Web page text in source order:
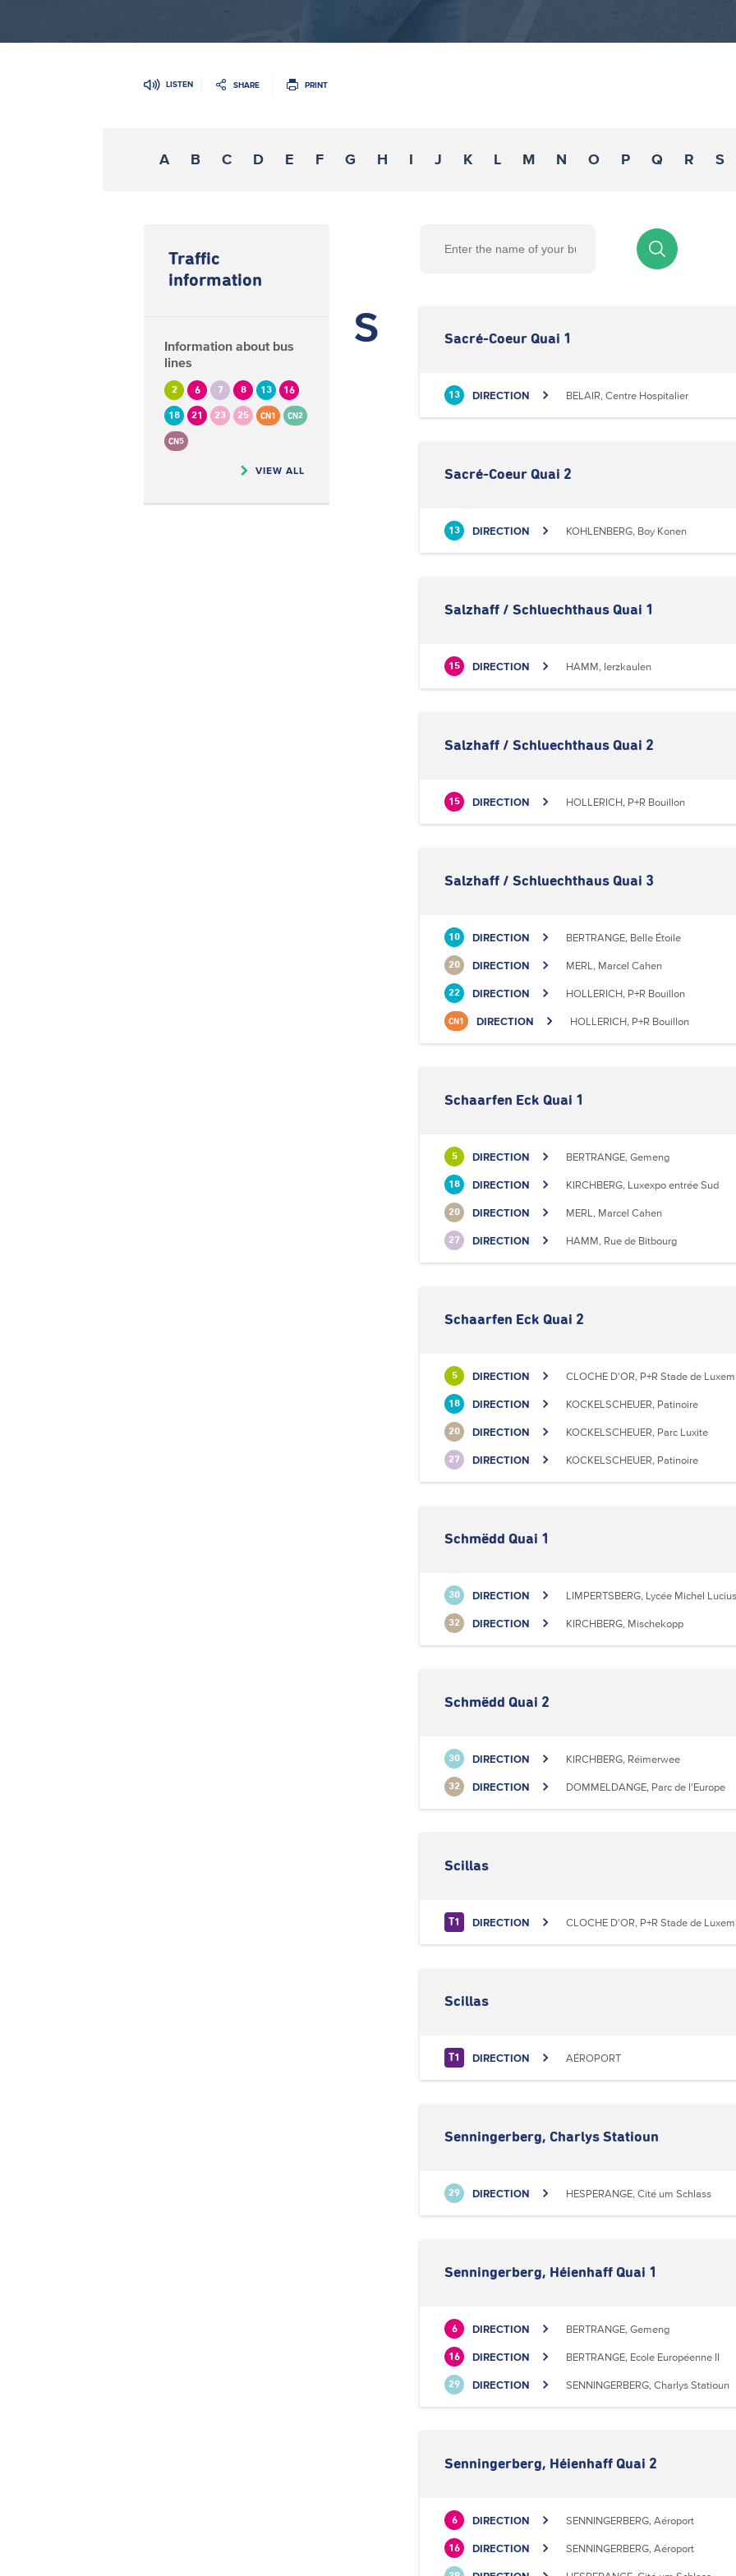
LISTEN SHARE PRINT
A B C D E F G H I J K L M N O P Q R S
Traffic
information
Information about bus
lines
2 6 7 8 13 16
18 21 23 25 CN1 CN2
CN5
VIEW ALL
S Sacré-Coeur Quai 1
13 DIRECTION BELAIR, Centre Hospitalier
Sacré-Coeur Quai 2
13 DIRECTION KOHLENBERG, Boy Konen
Salzhaff / Schluechthaus Quai 1
15 DIRECTION HAMM, Ierzkaulen
Salzhaff / Schluechthaus Quai 2
15 DIRECTION HOLLERICH, P+R Bouillon
Salzhaff / Schluechthaus Quai 3
10 DIRECTION BERTRANGE, Belle Étoile
20 DIRECTION MERL, Marcel Cahen
22 DIRECTION HOLLERICH, P+R Bouillon
CN1 DIRECTION HOLLERICH, P+R Bouillon
Schaarfen Eck Quai 1
5 DIRECTION BERTRANGE, Gemeng
18 DIRECTION KIRCHBERG, Luxexpo entrée Sud
20 DIRECTION MERL, Marcel Cahen
27 DIRECTION HAMM, Rue de Bitbourg
Schaarfen Eck Quai 2
5 DIRECTION CLOCHE D'OR, P+R Stade de
18 DIRECTION KOCKELSCHEUER, Patinoire
20 DIRECTION KOCKELSCHEUER, Parc Luxite
27 DIRECTION KOCKELSCHEUER, Patinoire
Schmëdd Quai 1
30 DIRECTION LIMPERTSBERG, Lycée Michel Lucius
32 DIRECTION KIRCHBERG, Mischekopp
Schmëdd Quai 2
30 DIRECTION KIRCHBERG, Réimerwee
32 DIRECTION DOMMELDANGE, Parc de l'Europe
Scillas
T1 DIRECTION CLOCHE D'OR, P+R Stade de
Scillas
T1 DIRECTION AÉROPORT
Senningerberg, Charlys Statioun
29 DIRECTION HESPERANGE, Cité um Schlass
Senningerberg, Héienhaff Quai 1
6 DIRECTION BERTRANGE, Gemeng
16 DIRECTION BERTRANGE, Ecole Européenne II
29 DIRECTION SENNINGERBERG, Charlys Statioun
Senningerberg, Héienhaff Quai 2
6 DIRECTION SENNINGERBERG, Aéroport
16 DIRECTION SENNINGERBERG, Aéroport